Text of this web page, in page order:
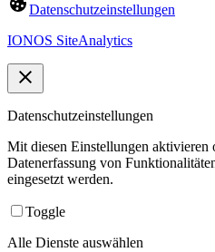
Datenschutzeinstellungen
IONOS SiteAnalytics
Datenschutzeinstellungen
Mit diesen Einstellungen aktivieren
Datenerfassung von
eingesetzt werden.
Toggle
Alle Dienste auswählen